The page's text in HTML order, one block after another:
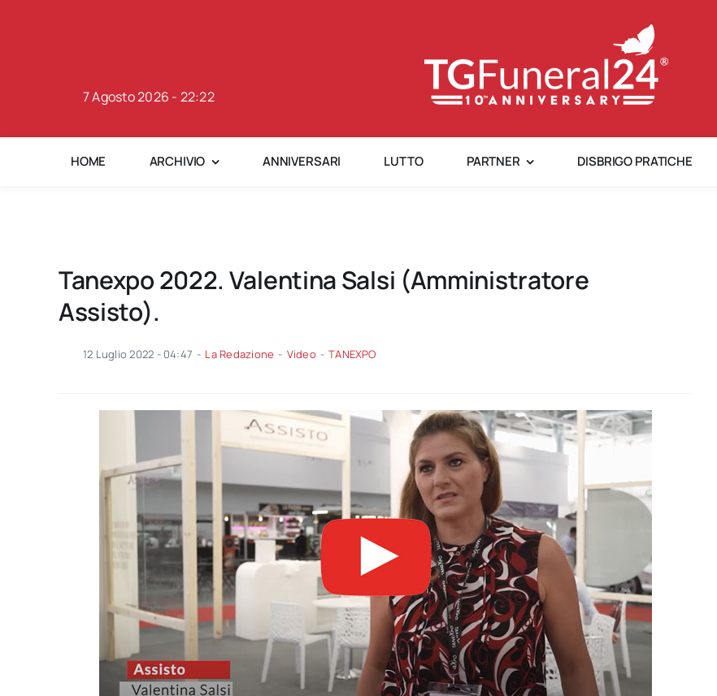
7 Agosto 2026 - 22:22
HOME ARCHIVIO ANNIVERSARI LUTTO PARTNER DISBRIGO PRATICHE
Tanexpo 2022. Valentina Salsi (Amministratore
Assisto).
12 Luglio 2022 - 04:47 - La Redazione - Video - TANEXPO